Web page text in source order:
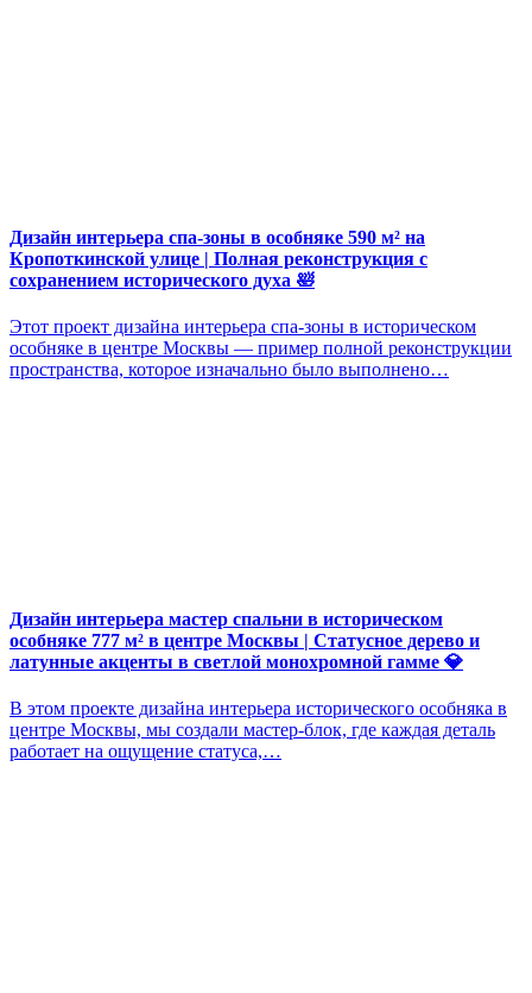
Дизайн интерьера спа-зоны в особняке 590 м² на
Кропоткинской улице | Полная реконструкция с
сохранением исторического духа 🛀
Этот проект дизайна интерьера спа-зоны в историческом
особняке в центре Москвы — пример полной реконструкции
пространства, которое изначально было выполнено…
Дизайн интерьера мастер спальни в историческом
особняке 777 м² в центре Москвы | Статусное дерево и
латунные акценты в светлой монохромной гамме 💎
В этом проекте дизайна интерьера исторического особняка в
центре Москвы, мы создали мастер-блок, где каждая деталь
работает на ощущение статуса,…